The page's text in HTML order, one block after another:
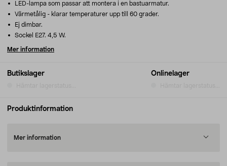
Butikslager Onlinelager
LED-lampa som passar att montera i en bastuarmatur.
Värmetålig - klarar temperaturer upp till 60 grader.
Ej dimbar.
Sockel E27. 4,5 W.
Mer information
Produktinformation
Mer information